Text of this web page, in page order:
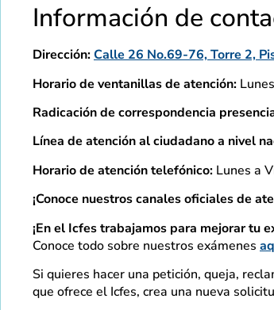
Información de
Dirección:Calle 26 No.69-76, Torre 2,
Horario de ventanillas de atención:
Radicación de correspondencia
Línea de atención al ciudadano a nivel
Horario de atención telefónico: Lunes a
¡Conoce nuestros canales oficiales de
¡En el Icfes trabajamos para mejorar tu
Conoce todo sobre nuestros exámenes
Si quieres hacer una petición, queja,
que ofrece el Icfes, crea una nueva